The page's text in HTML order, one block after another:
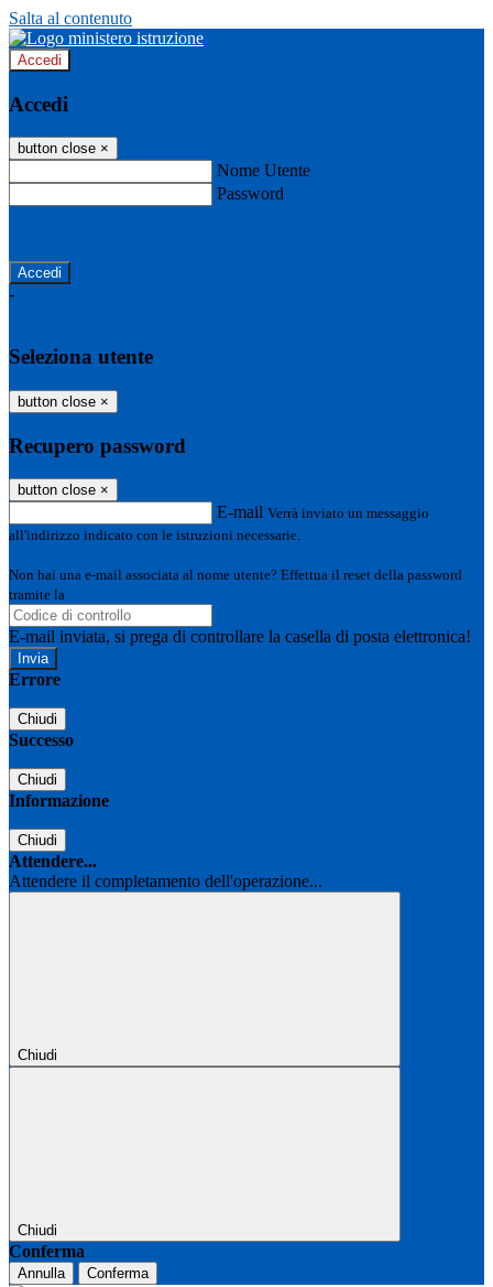
Salta al contenuto
Accedi
Accedi
button close ×
Nome Utente
Password
-
Seleziona utente
button close ×
Recupero password
button close ×
E-mail Verrà inviato un messaggio
all'indirizzo indicato con le istruzioni necessarie.
Non hai una e-mail associata al nome utente? Effettua il reset della password
tramite la
E-mail inviata, si prega di controllare la casella di posta elettronica!
Errore
Chiudi
Successo
Chiudi
Informazione
Chiudi
Attendere...
Attendere il completamento dell'operazione...
Chiudi
Chiudi
Conferma
Annulla Conferma